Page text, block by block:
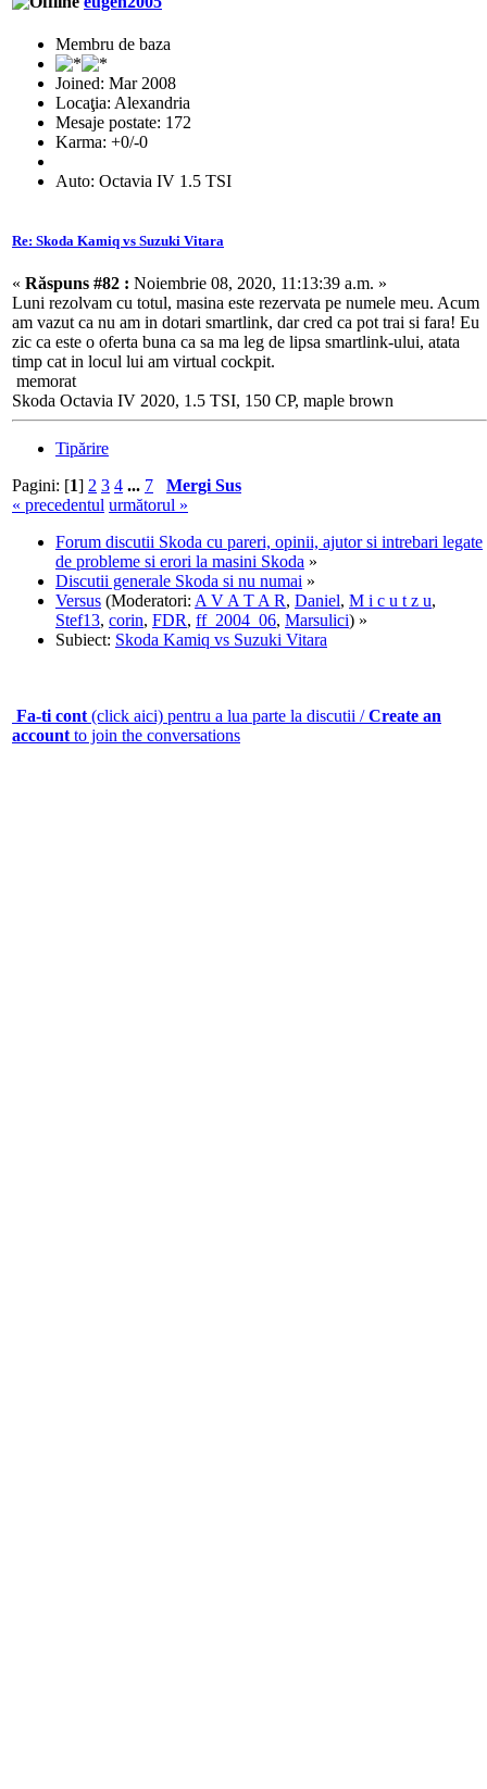
Membru de baza
Joined: Mar 2008
Locaţia: Alexandria
Mesaje postate: 172
Karma: +0/-0
Auto: Octavia IV 1.5 TSI
Re: Skoda Kamiq vs Suzuki Vitara
« Răspuns #82 : Noiembrie 08, 2020, 11:13:39 a.m. »
Luni rezolvam cu totul, masina este rezervata pe numele meu. Acum
am vazut ca nu am in dotari smartlink, dar cred ca pot trai si fara! Eu
zic ca este o oferta buna ca sa ma leg de lipsa smartlink-ului, atata
timp cat in locul lui am virtual cockpit.
memorat
Skoda Octavia IV 2020, 1.5 TSI, 150 CP, maple brown
Tipărire
Pagini: [1] 2 3 4 ... 7
Mergi Sus
« precedentul următorul »
Forum discutii Skoda cu pareri, opinii, ajutor si intrebari legate
de probleme si erori la masini Skoda »
Discutii generale Skoda si nu numai »
Versus (Moderatori: A V A T A R, Daniel, M i c u t z u,
Stef13, corin, FDR, ff_2004_06, Marsulici) »
Subiect: Skoda Kamiq vs Suzuki Vitara
Fa-ti cont (click aici) pentru a lua parte la discutii /Create an
account to join the conversations